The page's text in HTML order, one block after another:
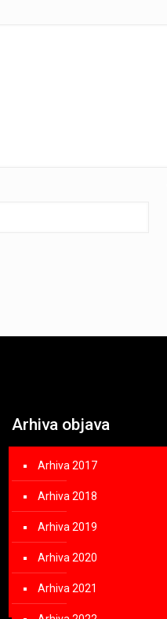
Arhiva objava
Arhiva 2017
Arhiva 2018
Arhiva 2019
Arhiva 2020
Arhiva 2021